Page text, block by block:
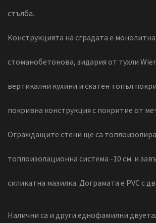
стълба.
Конструкцията на сградата е
стоманобетонова, зидария от тухли
вертикални кухини и скатен топъл
покривна конструкция с покритие от
Ограждащите стени ще са
топлоизолационна система -10 см. и
силикатна мазилка. Дограмата е PVC с
Налични са и други еднофамилни